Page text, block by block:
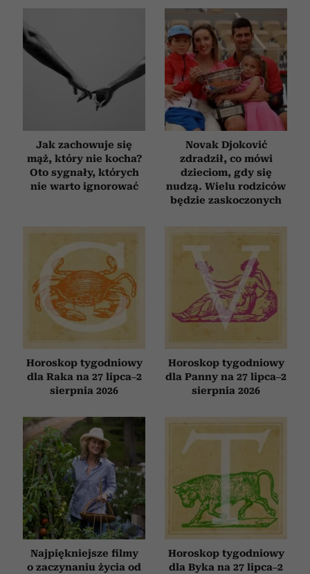
Jak zachowuje się
mąż, który nie kocha?
Oto sygnały, których
nie warto ignorować
Novak Djoković
zdradził, co mówi
dzieciom, gdy się
nudzą. Wielu rodziców
będzie zaskoczonych
Horoskop tygodniowy
dla Raka na 27 lipca–2
sierpnia 2026
Horoskop tygodniowy
dla Panny na 27 lipca–2
sierpnia 2026
Najpiękniejsze filmy
o zaczynaniu życia od
Horoskop tygodniowy
dla Byka na 27 lipca–2